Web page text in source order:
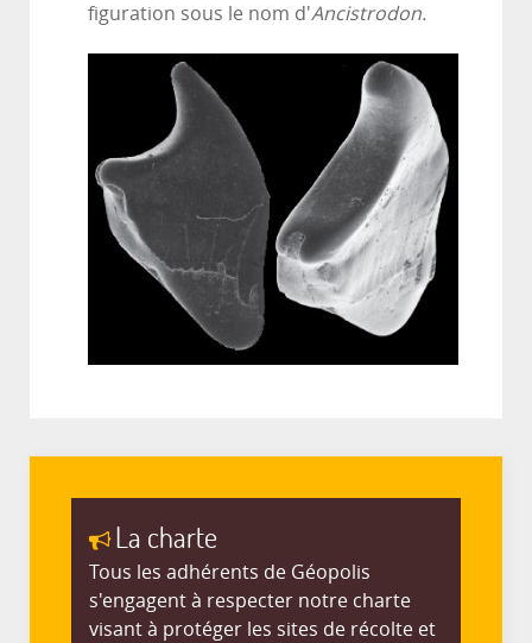
figuration sous le nom d'Ancistrodon.
La charte
Tous les adhérents de Géopolis
s'engagent à respecter notre charte
visant à protéger les sites de récolte et